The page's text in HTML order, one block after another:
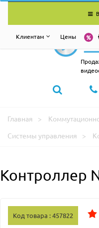
Клиентам Цены
Главная
Системы управления
Контроллер
Код товара : 457822